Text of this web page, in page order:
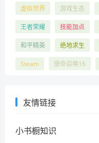
虚拟世界 游戏生态
王者荣耀 技能加点
和平精英 绝地求生
Steam 使命召唤16
友情链接
小书橱知识